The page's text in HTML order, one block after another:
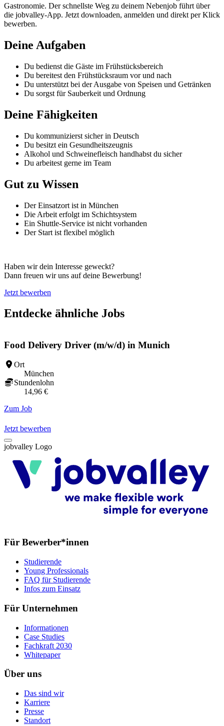
Gastronomie. Der schnellste Weg zu deinem Nebenjob führt über
die jobvalley-App. Jetzt downloaden, anmelden und direkt per Klick
bewerben.
Deine Aufgaben
Du bedienst die Gäste im Frühstücksbereich
Du bereitest den Frühstücksraum vor und nach
Du unterstützt bei der Ausgabe von Speisen und Getränken
Du sorgst für Sauberkeit und Ordnung
Deine Fähigkeiten
Du kommunizierst sicher in Deutsch
Du besitzt ein Gesundheitszeugnis
Alkohol und Schweinefleisch handhabst du sicher
Du arbeitest gerne im Team
Gut zu Wissen
Der Einsatzort ist in München
Die Arbeit erfolgt im Schichtsystem
Ein Shuttle-Service ist nicht vorhanden
Der Start ist flexibel möglich
Haben wir dein Interesse geweckt?
Dann freuen wir uns auf deine Bewerbung!
Jetzt bewerben
Entdecke ähnliche Jobs
Food Delivery Driver (m/w/d) in Munich
Ort
München
Stundenlohn
14,96 €
Zum Job
Jetzt bewerben
jobvalley Logo
Für Bewerber*innen
Studierende
Young Professionals
FAQ für Studierende
Infos zum Einsatz
Für Unternehmen
Informationen
Case Studies
Fachkraft 2030
Whitepaper
Über uns
Das sind wir
Karriere
Presse
Standort